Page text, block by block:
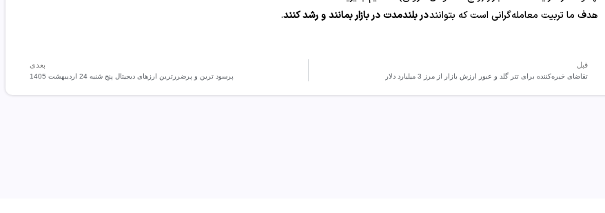
هدف ما تربیت معامله‌گرانی است که بتواننددر بلندمدت در بازار بمانند و رشد کنند.
قبل
تقاضای خیره‌کننده برای تتر گلد و عبور ارزش بازار از مرز 3 میلیارد دلار
بعدی
‌‏پرسود ترین و پرضررترین ارزهای دیجیتال پنج شنبه 24 اردیبهشت 1405